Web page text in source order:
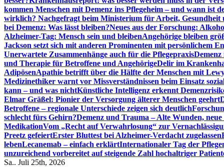
kommen Menschen mit Demenz ins Pflegeheim – und wann ist
wirklich? Nachgefragt beim Ministerium für Arbeit, Gesundheit
bei Demenz: Was lässt bleiben?Neues aus der Forschung:
Alzheimer-Tag: Mensch sein und bleibenAngehörige bleiben
Jackson setzt sich mit anderen Prominenten mit persönlichem
Unerwartete Zusammenhänge auch für die Pflegepraxis
und Therapie für Betroffene und AngehörigeDelir im
AdipösenApathie betrifft über die Hälfte der Menschen mit
Medizinethiker warnt vor Missverständnissen beim Einsatz
kann – und was nichtKünstliche Intelligenz erkennt
Elmar Gräßel: Pionier der Versorgung älterer Menschen geehrt
Betroffene – regionale Unterschiede zeigen sich deutlich
schlecht fürs Gehirn?Demenz und Trauma – Alte Wunden,
MedikationVom „Recht auf Verwahrlosung“ zur
Preetz gefeiertErster Bluttest bei Alzheimer-Verdacht zugelassen
lebenLecanemab – einfach erklärtInternationaler Tag der
unzureichend vorbereitet auf steigende Zahl hochaltriger
Sa.. Juli 25th, 2026